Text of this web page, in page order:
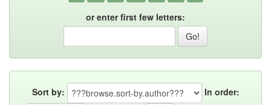
or enter first few letters:
Sort by:
In order: